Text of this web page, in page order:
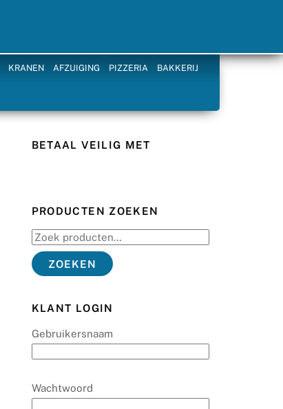
KRANEN AFZUIGING PIZZERIA BAKKERIJ
BETAAL VEILIG MET
PRODUCTEN ZOEKEN
Zoeken
naar:
ZOEKEN
KLANT LOGIN
Gebruikersnaam
Wachtwoord